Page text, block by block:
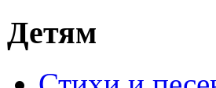
Детям